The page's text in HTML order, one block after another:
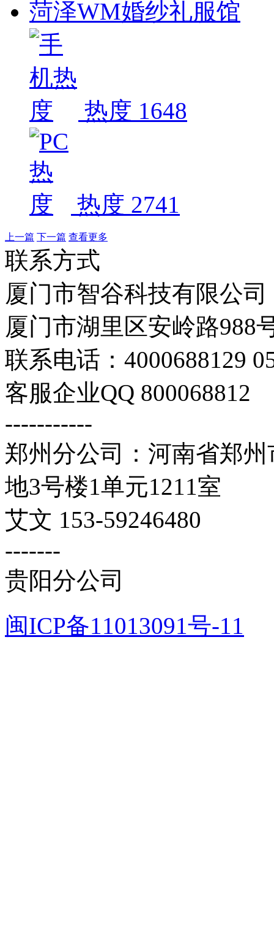
菏泽WM婚纱礼服馆
热度 1648
热度 2741
上一篇 下一篇 查看更多
联系方式
厦门市智谷科技有限公司
厦门市湖里区安岭路988
联系电话：4000688129
客服企业QQ 800068812
-----------
郑州分公司：河南省郑
地3号楼1单元1211室
艾文 153-59246480
-------
贵阳分公司
闽ICP备11013091号-11